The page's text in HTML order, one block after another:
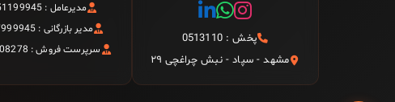
پخش : 0513110
مشهد - سپاد - نبش چراغچی ۲۹
مدیرعامل : 09151199945
مدیر بازرگانی : 09157999945
سرپرست فروش : 09156008278